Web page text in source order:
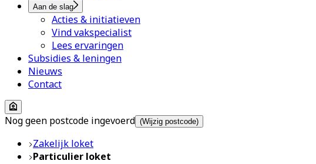
Aan de slag
Acties & initiatieven
Vind vakspecialist
Lees ervaringen
Subsidies & leningen
Nieuws
Contact
Nog geen postcode ingevoerd (Wijzig postcode)
Zakelijk loket
Particulier loket